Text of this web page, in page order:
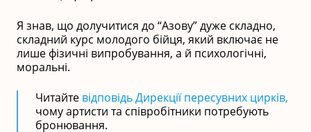
Я знав, що долучитися до “Азову” дуже складно,
складний курс молодого бійця, який включає не
лише фізичні випробування, а й психологічні,
моральні.
Читайте відповідь Дирекції пересувних цирків,
чому артисти та співробітники потребують
бронювання.